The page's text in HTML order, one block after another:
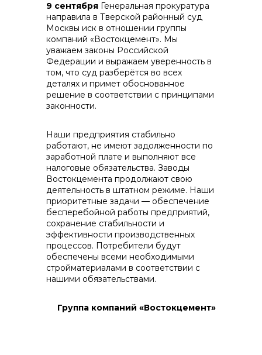
контакты отдела закупок
Контакты
+7 (423) 234 50 50
info@vostokcement.ru
9 сентября Генеральная прокуратура
направила в Тверской районный суд
Москвы иск в отношении группы
компаний «Востокцемент». Мы
уважаем законы Российской
Федерации и выражаем уверенность в
том, что суд разберётся во всех
деталях и примет обоснованное
решение в соответствии с принципами
законности.
Наши предприятия стабильно
работают, не имеют задолженности по
заработной плате и выполняют все
налоговые обязательства. Заводы
Востокцемента продолжают свою
деятельность в штатном режиме. Наши
приоритетные задачи — обеспечение
бесперебойной работы предприятий,
сохранение стабильности и
эффективности производственных
процессов. Потребители будут
обеспечены всеми необходимыми
стройматериалами в соответствии с
нашими обязательствами.
Группа компаний «Востокцемент»